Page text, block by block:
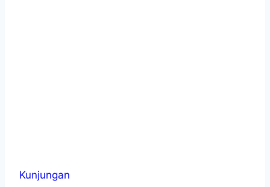
Kunjungan